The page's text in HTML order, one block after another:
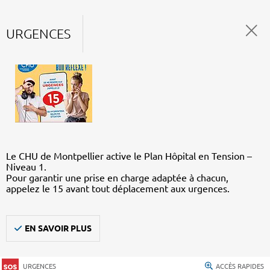
URGENCES
Le CHU de Montpellier active le Plan Hôpital en Tension –
Niveau 1.
Pour garantir une prise en charge adaptée à chacun,
appelez le 15 avant tout déplacement aux urgences.
EN SAVOIR PLUS
URGENCES ACCÈS RAPIDES